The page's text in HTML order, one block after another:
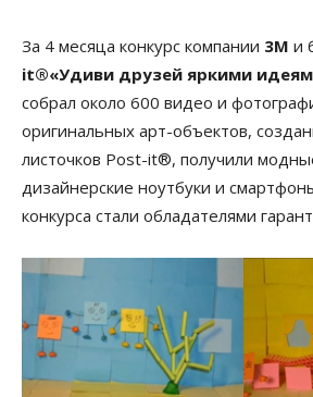
За 4 месяца конкурс компании 3М и
it®«Удиви друзей яркими
собрал около 600 видео и
оригинальных арт-объектов,
листочков Post-it®, получили
дизайнерские ноутбуки и
конкурса стали обладателями